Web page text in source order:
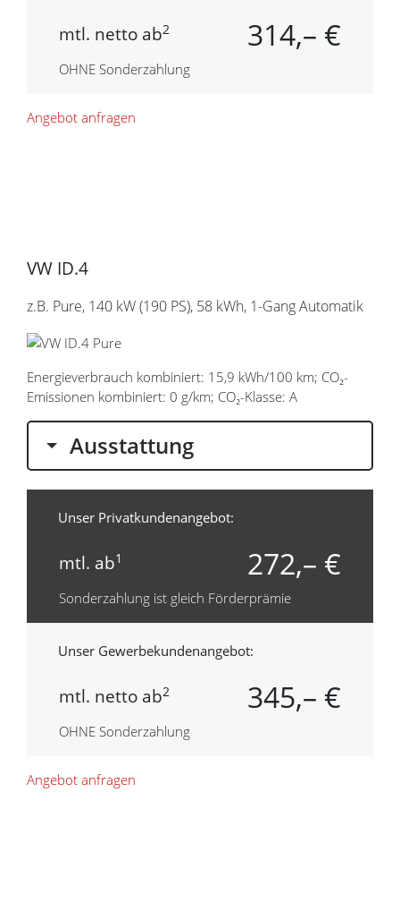
mtl. netto ab2 314,– €
OHNE Sonderzahlung
Angebot anfragen
VW ID.4
z.B. Pure, 140 kW (190 PS), 58 kWh, 1-Gang Automatik
Energieverbrauch kombiniert: 15,9 kWh/100 km; CO₂-
Emissionen kombiniert: 0 g/km; CO₂-Klasse: A
Ausstattung
Unser Privatkundenangebot:
mtl. ab1 272,– €
Sonderzahlung ist gleich Förderprämie
Unser Gewerbekundenangebot:
mtl. netto ab2 345,– €
OHNE Sonderzahlung
Angebot anfragen